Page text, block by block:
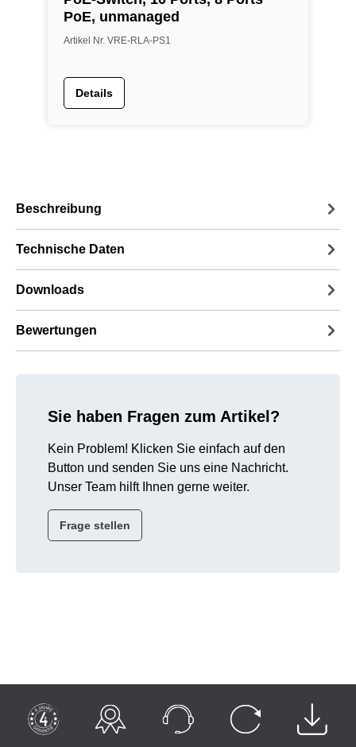
PoE, unmanaged
Artikel Nr. VRE-RLA-PS1
Details
Beschreibung
Technische Daten
Downloads
Bewertungen
Sie haben Fragen zum Artikel?
Kein Problem! Klicken Sie einfach auf den
Button und senden Sie uns eine Nachricht.
Unser Team hilft Ihnen gerne weiter.
Frage stellen